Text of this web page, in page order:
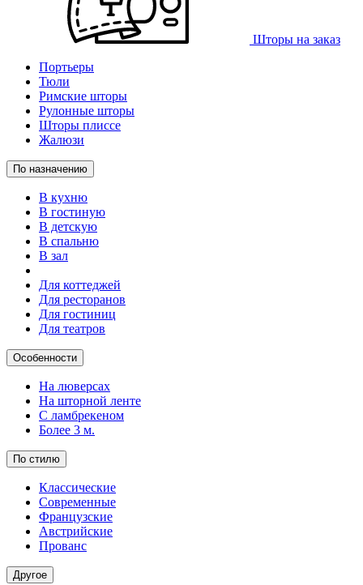
Шторы на заказ
Портьеры
Тюли
Римские шторы
Рулонные шторы
Шторы плиссе
Жалюзи
По назначению
В кухню
В гостиную
В детскую
В спальню
В зал
Для коттеджей
Для ресторанов
Для гостиниц
Для театров
Особенности
На люверсах
На шторной ленте
С ламбрекеном
Более 3 м.
По стилю
Классические
Современные
Французские
Австрийские
Прованс
Другое